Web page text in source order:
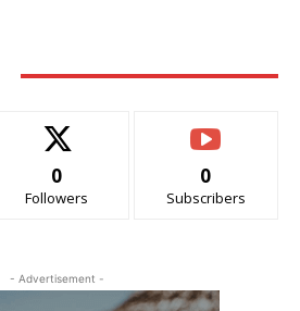
0
Followers
0
Subscribers
- Advertisement -